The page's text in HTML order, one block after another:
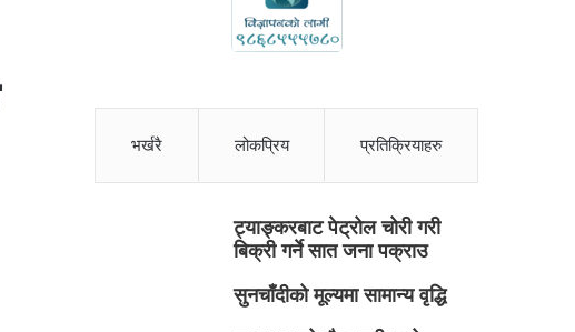
भर्खरै लोकप्रिय प्रतिक्रियाहरु
ट्याङ्करबाट पेट्रोल चोरी गरी
बिक्री गर्ने सात जना पक्राउ
सुनचाँदीको मूल्यमा सामान्य वृद्धि